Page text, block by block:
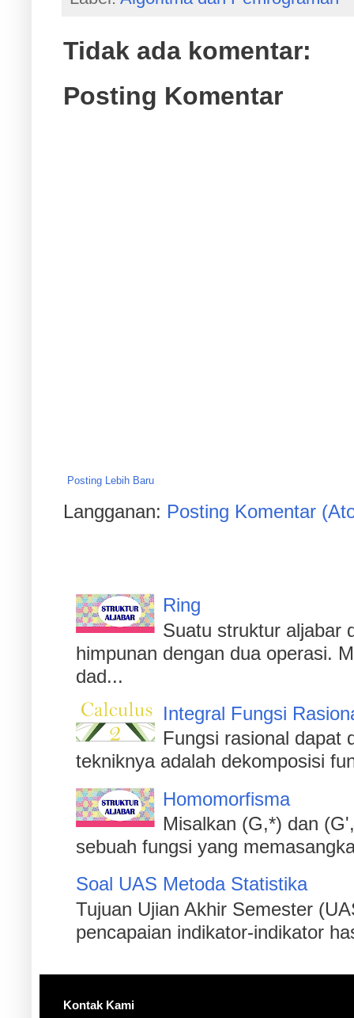
Tidak ada komentar:
Posting Komentar
Posting Lebih Baru
Langganan: Posting Komentar
Ring
Suatu struktur aljabar
himpunan dengan dua operasi.
dad...
Integral Fungsi
Fungsi rasional dapat
tekniknya adalah dekomposisi
Homomorfisma
Misalkan (G,*) dan
sebuah fungsi yang
Soal UAS Metoda Statistika
Tujuan Ujian Akhir Semester
pencapaian indikator-indikator
Kontak Kami